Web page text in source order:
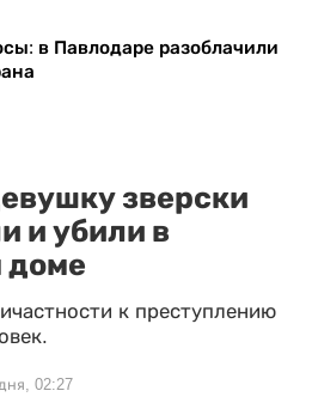
в Павлодаре разоблачили
зверски
и убили в
доме
к преступлению
02:27